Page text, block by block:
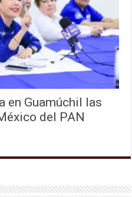
en Guamúchil las
del PAN